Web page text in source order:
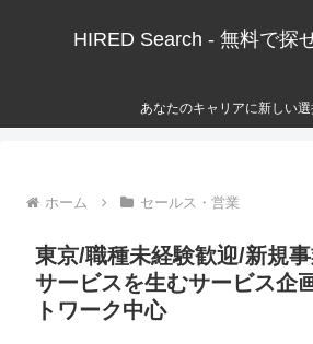
HIRED Search - 無料で探
あなたのキャリアに新しい選
ホーム セールス・営業
東京/職種未経験歓迎/新規
サービスを生むサービス企
トワーク中心